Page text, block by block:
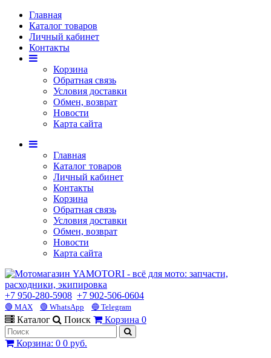
Главная
Каталог товаров
Личный кабинет
Контакты
Корзина
Обратная связь
Условия доставки
Обмен, возврат
Новости
Карта сайта
Главная
Каталог товаров
Личный кабинет
Контакты
Корзина
Обратная связь
Условия доставки
Обмен, возврат
Новости
Карта сайта
+7 950-280-5908 +7 902-506-0604
🟢 MAX 🟢 WhatsApp 🔵 Telegram
Каталог Поиск Корзина 0
Корзина: 0 0 руб.